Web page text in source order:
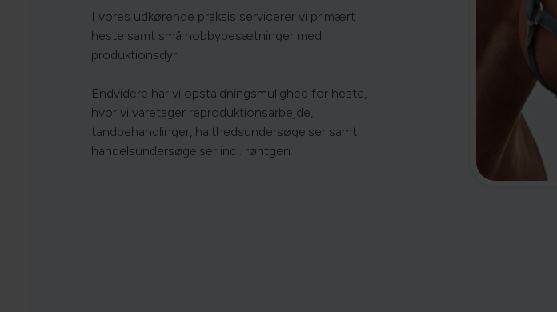
I vores udkørende praksis servicerer vi primært
heste samt små hobbybesætninger med
produktionsdyr.
Endvidere har vi opstaldningsmulighed for heste,
hvor vi varetager reproduktionsarbejde,
tandbehandlinger, halthedsundersøgelser samt
handelsundersøgelser incl. røntgen.​